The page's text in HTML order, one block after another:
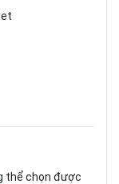
thể chọn được